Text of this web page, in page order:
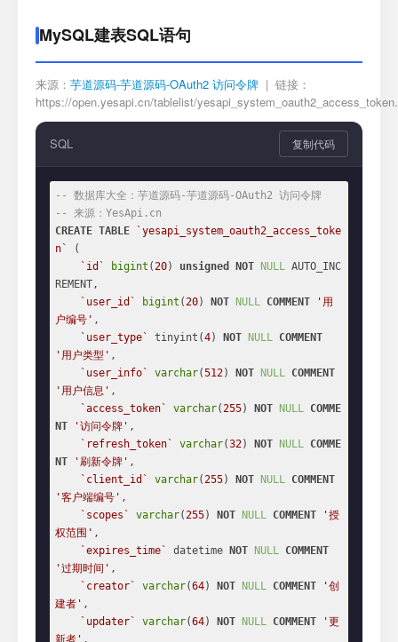
MySQL建表SQL语句
来源： 芋道源码-芋道源码-OAuth2 访问令牌 | 链接：
https://open.yesapi.cn/tablelist/
SQL 复制代码
-- 数据库大全：芋道源码-芋道源码-OAuth2 访问令牌
-- 来源：YesApi.cn
CREATE TABLE
`yesapi_system_oauth2_access_toke
n`
(
`id`
bigint (20) unsigned NOT NULL AUTO_INC
REMENT,
`user_id`
bigint (20) NOT NULL COMMENT
'用
户编号' ,
`user_type`
tinyint(4) NOT NULL COMMENT
'用户类型' ,
`user_info`
varchar(512) NOT NULL COMMENT
'用户信息' ,
`access_token`
varchar(255) NOT NULL COMME
NT
'访问令牌' ,
`refresh_token`
varchar(32) NOT NULL COMME
NT
'刷新令牌' ,
`client_id`
varchar(255) NOT NULL COMMENT
'客户端编号' ,
`scopes`
varchar(255) NOT NULL COMMENT
'授
权范围' ,
`expires_time`
datetime NOT NULL COMMENT
'过期时间' ,
`creator`
varchar(64) NOT NULL COMMENT
'创
建者' ,
`updater`
varchar(64) NOT NULL COMMENT
'更
新者' ,